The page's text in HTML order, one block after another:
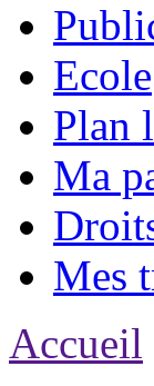
Ecole
Plan
Ma
Mes
Accueil